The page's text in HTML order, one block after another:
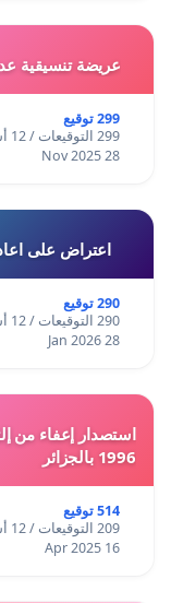
عريضة تنسيقية
299 توقيع
299 التوقيعات / 12 أشهر
28 Nov 2025
اعتراض على
290 توقيع
290 التوقيعات / 12 أشهر
28 Jan 2026
1996 بالجزائر
514 توقيع
209 التوقيعات / 12 أشهر
16 Apr 2025